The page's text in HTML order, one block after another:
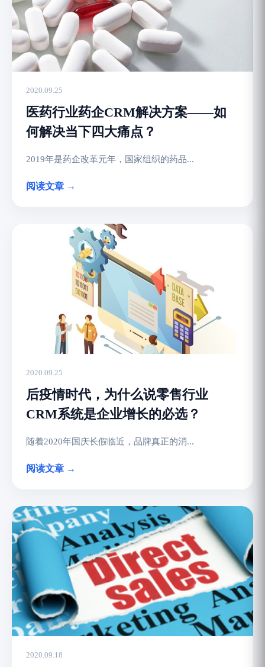
2020.09.25
医药行业药企CRM解决方案——如
何解决当下四大痛点？
2019年是药企改革元年，国家组织的药品...
阅读文章 →
2020.09.25
后疫情时代，为什么说零售行业
CRM系统是企业增长的必选？
随着2020年国庆长假临近，品牌真正的消...
阅读文章 →
2020.09.18